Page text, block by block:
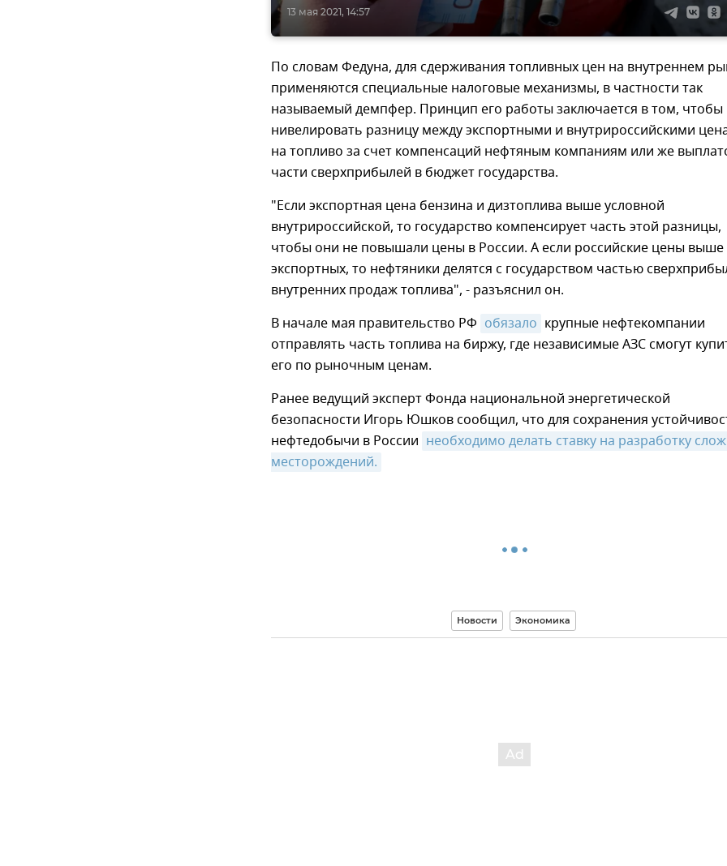
13 мая 2021, 14:57
По словам Федуна, для сдерживания топливных цен на внутреннем
применяются специальные налоговые механизмы, в частности так
называемый демпфер. Принцип его работы заключается в том, чтобы
нивелировать разницу между экспортными и внутрироссийскими
на топливо за счет компенсаций нефтяным компаниям или же
части сверхприбылей в бюджет государства.
"Если экспортная цена бензина и дизтоплива выше условной
внутрироссийской, то государство компенсирует часть этой разницы,
чтобы они не повышали цены в России. А если российские цены выше
экспортных, то нефтяники делятся с государством частью
внутренних продаж топлива", - разъяснил он.
В начале мая правительство РФ обязало крупные нефтекомпании
отправлять часть топлива на биржу, где независимые АЗС смогут
его по рыночным ценам.
Ранее ведущий эксперт Фонда национальной энергетической
безопасности Игорь Юшков сообщил, что для сохранения
нефтедобычи в России необходимо делать ставку на разработку
месторождений.
Новости Экономика